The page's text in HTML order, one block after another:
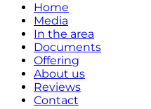
Home
Media
In the area
Documents
Offering
About us
Reviews
Contact